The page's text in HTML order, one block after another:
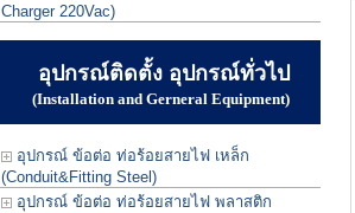
Charger 220Vac)
อุปกรณ์ติดตั้ง อุปกรณ์ทั่วไป
(Installation and Gerneral Equipment)
อุปกรณ์ ข้อต่อ ท่อร้อยสายไฟ เหล็ก
(Conduit&Fitting Steel)
อุปกรณ์ ข้อต่อ ท่อร้อยสายไฟ พลาสติก